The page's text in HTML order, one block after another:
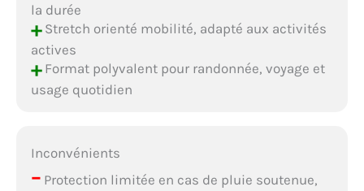
la durée
+Stretch orienté mobilité, adapté aux activités
actives
+Format polyvalent pour randonnée, voyage et
usage quotidien
Inconvénients
–Protection limitée en cas de pluie soutenue,